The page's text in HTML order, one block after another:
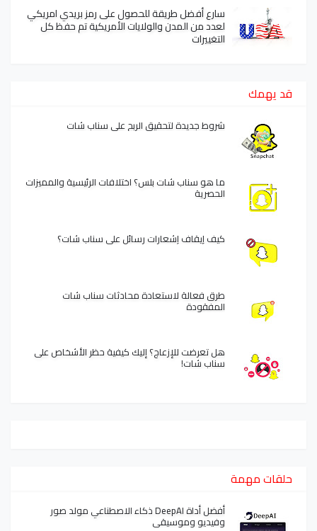
سارع أفضل طريقة للحصول على رمز بريدي امريكي
لعدد من المدن والولايات الأمريكية تم حفظ كل
التغييرات
قد يهمك
شروط جديدة لتحقيق الربح على سناب شات
ما هو سناب شات بلس؟ اختلافات الرئيسية والمميزات
الحصرية
كيف إيقاف إشعارات رسائل على سناب شات؟
طرق فعالة لاستعادة محادثات سناب شات
المفقودة
هل تعرضت للإزعاج؟ إليك كيفية حظر الأشخاص على
سناب شات!
حلقات مهمة
أفضل أداة DeepAI ذكاء الاصطناعي مولد صور
وفيديو وموسيقى